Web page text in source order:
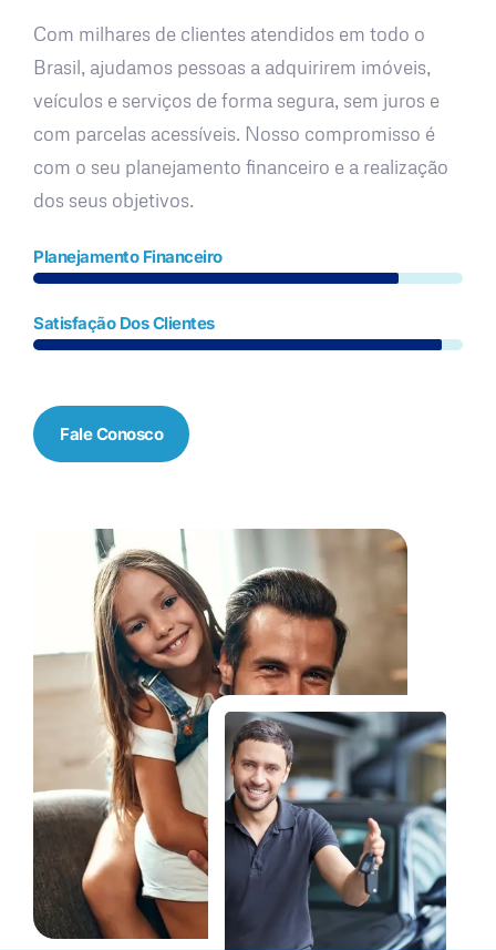
Com milhares de clientes atendidos em todo o
Brasil, ajudamos pessoas a adquirirem imóveis,
veículos e serviços de forma segura, sem juros e
com parcelas acessíveis. Nosso compromisso é
com o seu planejamento financeiro e a realização
dos seus objetivos.
Planejamento Financeiro
Satisfação Dos Clientes
Fale Conosco